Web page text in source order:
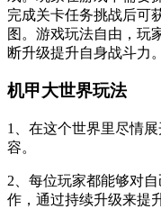
完成关卡任务挑战后可
图。游戏玩法自由，玩
断升级提升自身战斗力。
机甲大世界玩法
1、在这个世界里尽情
容。
2、每位玩家都能够对
作，通过持续升级来提